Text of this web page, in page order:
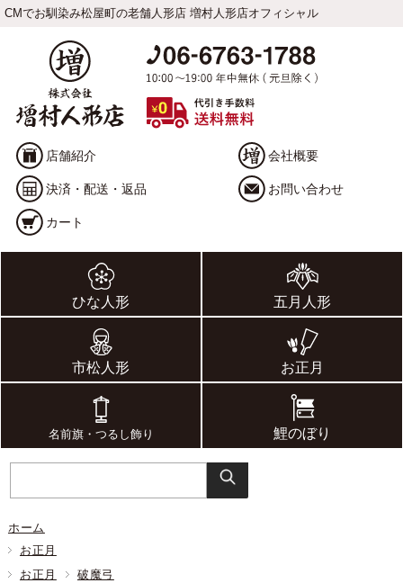
CMでお馴染み松屋町の老舗人形店 増村人形店オフィシャル
店舗紹介 会社概要
決済・配送・返品 お問い合わせ
カート
ひな人形 五月人形
市松人形 お正月
名前旗・つるし飾り 鯉のぼり
ホーム
お正月
お正月
破魔弓